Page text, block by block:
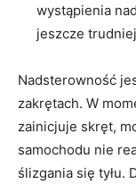
wystąpienia
jeszcze
Nadsterowność
zakrętach. ⁢W
zainicjuje skręt,
samochodu nie
ślizgania ‍się tyłu.